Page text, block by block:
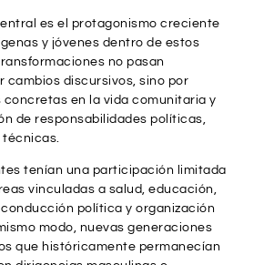
es el protagonismo creciente
y jóvenes dentro de estos
no pasan
cambios discursivos, sino por
en la vida comunitaria y
de responsabilidades políticas,
técnicas.
tenían una participación limitada
vinculadas a salud, educación,
política y organización
modo, nuevas generaciones
que históricamente permanecían